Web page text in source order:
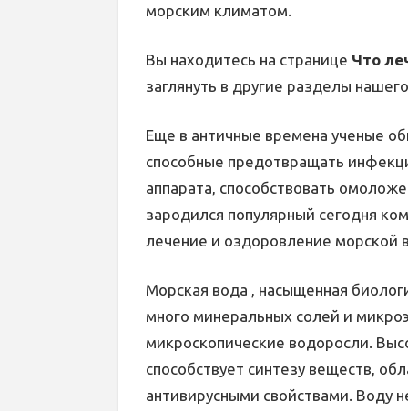
морским климатом.
Вы находитесь на странице Что
заглянуть в другие разделы
Еще в античные времена ученые
способные предотвращать
аппарата, способствовать
зародился популярный сегодня
лечение и оздоровление
Морская вода , насыщенная
много минеральных солей и
микроскопические водоросли.
способствует синтезу веществ,
антивирусными свойствами. Воду